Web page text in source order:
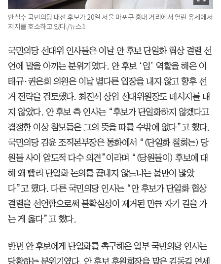
안철수 국민의당 대선 후보가 20일 서울 마포구 홍대 거리에서 열린 유세에서
지지를 호소하고 있다./뉴스1
국민의당 선대위 인사들은 이날 안 후보 단일화 협상 결렬 선
언에 말을 아끼는 분위기였다. 안 후보 ‘입’ 역할을 해온 이
태규·권은희 의원은 이날 별다른 입장을 내지 않고 향후 선
거 전략을 검토했다. 최진석 상임 선대위원장도 메시지를 내
지 않았다. 안 후보 측 인사는 “후보가 단일화하지 않겠다고
결정한 이상 참모들은 그의 뜻을 따를 수밖에 없다”고 했다.
국민의당 김윤 조직본부장은 통화에서 “(단일화 철회는) 당
원들 사이 압도적 다수 의견”이라며 “(당원들이) 후보에 대
해 왜 빨리 단일화 논의를 끝내지 않느냐는 불만이 많았
다”고 했다. 다른 국민의당 인사는 “안 후보가 단일화 협상
결렬을 선언함으로써 불확실성이 제거된 만큼 자기 길을 가
는 게 옳다”고 했다.
반면 안 후보에게 단일화를 촉구해온 일부 국민의당 인사는
당황하는 분위기였다. 안 후보 후원회장을 맡은 김동길 연세